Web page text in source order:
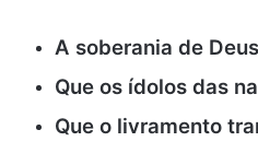
A soberania de
Que os ídolos das
Que o livramento